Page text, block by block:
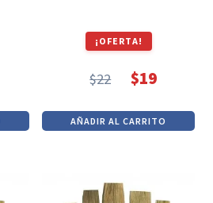
¡OFERTA!
$22
precio
original
$19
precio
actual
AÑADIR AL CARRITO